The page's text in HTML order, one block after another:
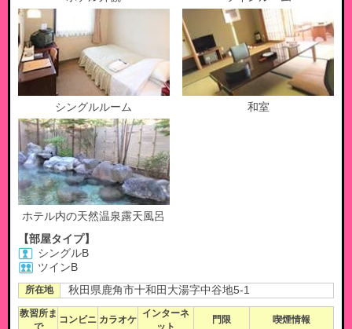
シングルルーム 和室
ホテル内の天然温泉露天風呂
【部屋タイプ】
シングルB
ツインB
所在地 秋田県鹿角市十和田大湯字中谷地5-1
教習所ま
で
コンビニ カラオケ
インターネ
ット
門限 喫煙情報